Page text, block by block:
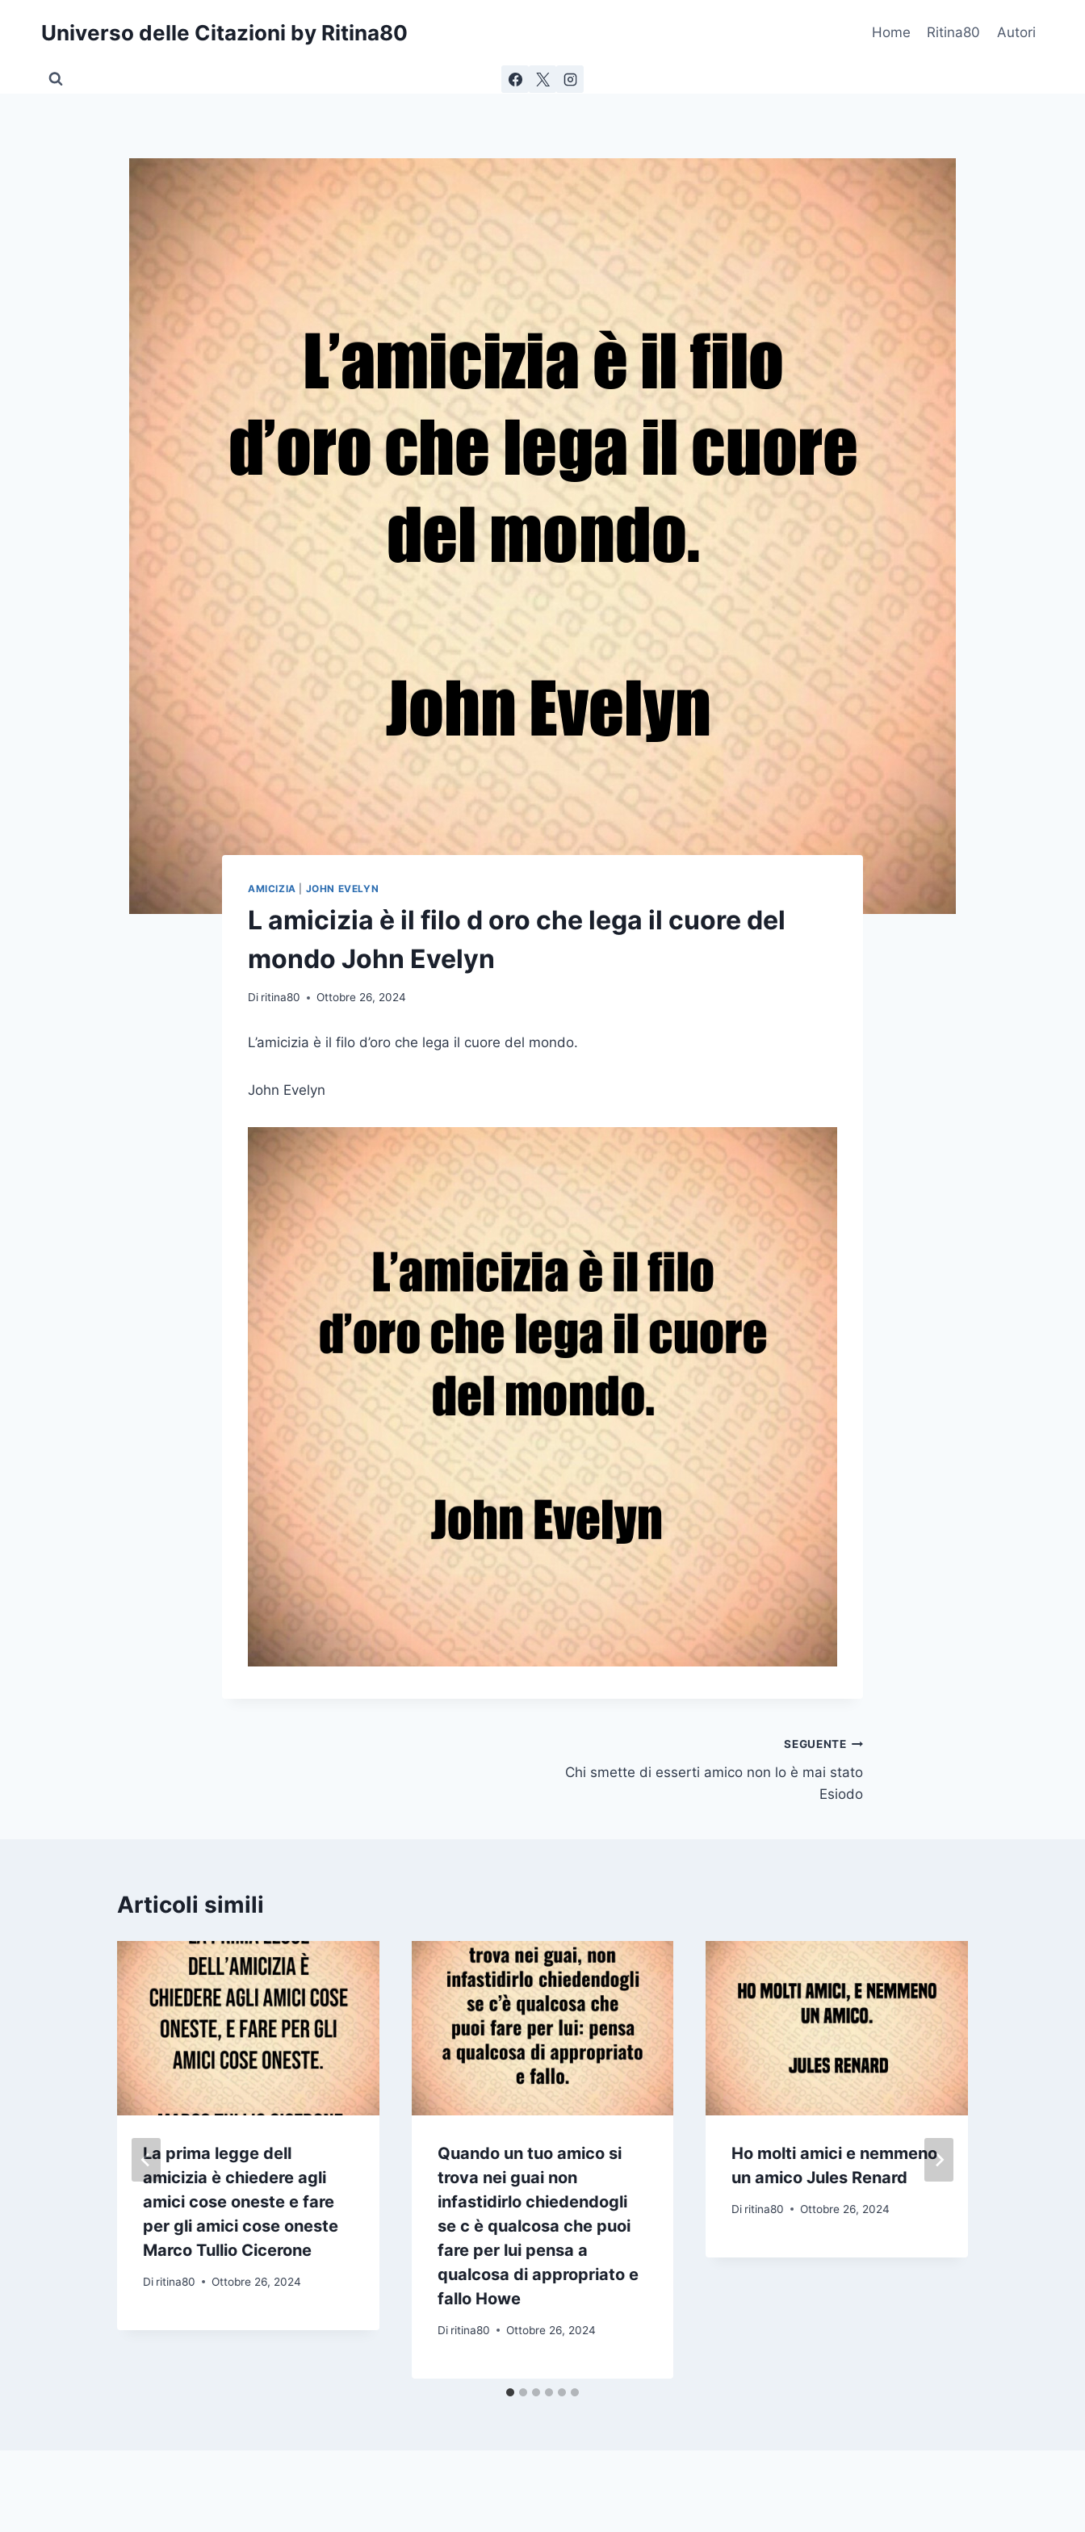
Universo delle Citazioni by Ritina80 Home Ritina80 Autori
AMICIZIA JOHN EVELYN
L amicizia è il filo d oro che lega il cuore del
mondo John Evelyn
Di ritina80 Ottobre 26, 2024
L’amicizia è il filo d’oro che lega il cuore del mondo.
John Evelyn
SEGUENTE
Chi smette di esserti amico non lo è mai stato
Esiodo
Articoli simili
La prima legge dell
amicizia è chiedere agli
amici cose oneste e fare
per gli amici cose oneste
Marco Tullio Cicerone
Di ritina80 Ottobre 26, 2024
Quando un tuo amico si
trova nei guai non
infastidirlo chiedendogli
se c è qualcosa che puoi
fare per lui pensa a
qualcosa di appropriato e
fallo Howe
Di ritina80 Ottobre 26, 2024
Ho molti amici e nemmeno
un amico Jules Renard
Di ritina80 Ottobre 26, 2024